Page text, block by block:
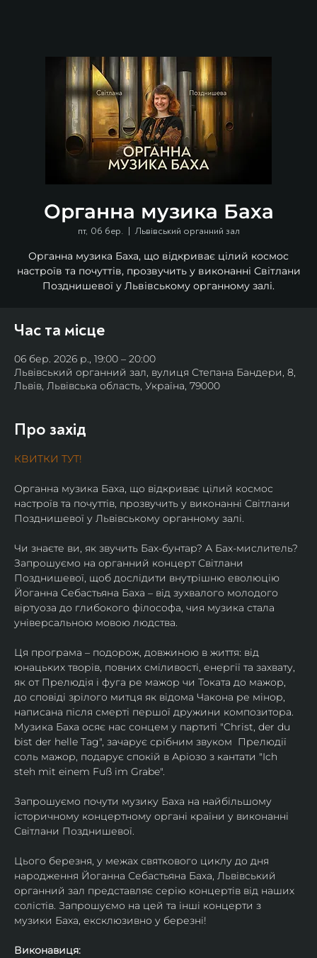
Органна музика Баха
пт, 06 бер.
  |
Львівський органний зал
Органна музика Баха, що відкриває цілий космос
настроїв та почуттів, прозвучить у виконанні Світлани
Позднишевої у Львівському органному залі.
Час та місце
06 бер. 2026 р., 19:00 – 20:00
Львівський органний зал, вулиця Степана Бандери, 8,
Львів, Львівська область, Україна, 79000
Про захід
КВИТКИ ТУТ!
Органна музика Баха, що відкриває цілий космос
настроїв та почуттів, прозвучить у виконанні Світлани
Позднишевої у Львівському органному залі.
Чи знаєте ви, як звучить Бах-бунтар? А Бах-мислитель?
Запрошуємо на органний концерт Світлани
Позднишевої, щоб дослідити внутрішню еволюцію
Йоганна Себастьяна Баха – від зухвалого молодого
віртуоза до глибокого філософа, чия музика стала
універсальною мовою людства.
Ця програма – подорож, довжиною в життя: від
юнацьких творів, повних сміливості, енергії та захвату,
як от Прелюдія і фуга ре мажор чи Токата до мажор,
до сповіді зрілого митця як відома Чакона ре мінор,
написана після смерті першої дружини композитора.
Музика Баха осяє нас сонцем у партиті "Christ, der du
bist der helle Tag", зачарує срібним звуком  Прелюдії
соль мажор, подарує спокій в Аріозо з кантати "Ich
steh mit einem Fuß im Grabe".
Запрошуємо почути музику Баха на найбільшому
історичному концертному органі країни у виконанні
Світлани Позднишевої.
Цього березня, у межах святкового циклу до дня
народження Йоганна Себастьяна Баха, Львівський
органний зал представляє серію концертів від наших
солістів. Запрошуємо на цей та інші концерти з
музики Баха, ексклюзивно у березні!
Виконавиця: